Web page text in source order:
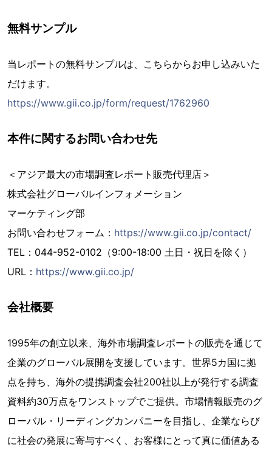
無料サンプル
当レポートの無料サンプルは、こちらからお申し込みいた
だけます。
https://www.gii.co.jp/form/request/1762960
本件に関するお問い合わせ先
＜アジア最大の市場調査レポート販売代理店＞
株式会社グローバルインフォメーション
マーケティング部
お問い合わせフォーム： https://www.gii.co.jp/contact/
TEL：044-952-0102（9:00-18:00 土日・祝日を除く）
URL： https://www.gii.co.jp/
会社概要
1995年の創立以来、海外市場調査レポートの販売を通じて
企業のグローバル展開を支援しています。世界5カ国に拠
点を持ち、海外の提携調査会社200社以上が発行する調査
資料約30万点をワンストップでご提供。市場情報販売のグ
ローバル・リーディングカンパニーを目指し、企業ならび
に社会の発展に寄与すべく、お客様にとって真に価値ある